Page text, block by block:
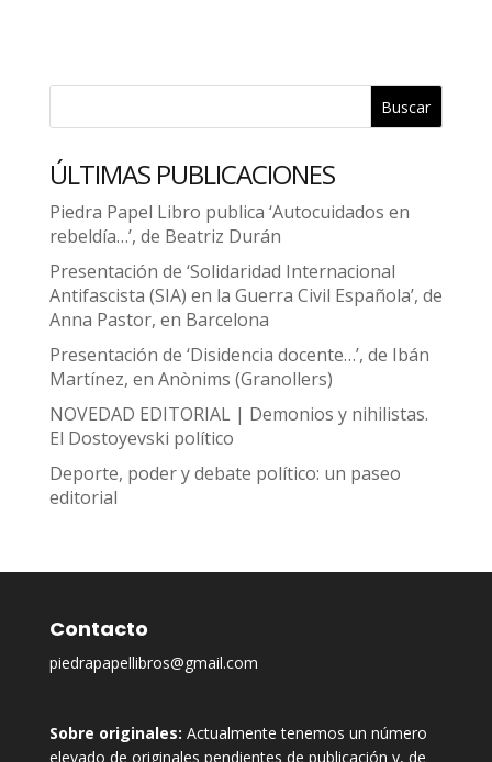
Buscar
ÚLTIMAS PUBLICACIONES
Piedra Papel Libro publica ‘Autocuidados en
rebeldía…’, de Beatriz Durán
Presentación de ‘Solidaridad Internacional
Antifascista (SIA) en la Guerra Civil Española’, de
Anna Pastor, en Barcelona
Presentación de ‘Disidencia docente…’, de Ibán
Martínez, en Anònims (Granollers)
NOVEDAD EDITORIAL | Demonios y nihilistas.
El Dostoyevski político
Deporte, poder y debate político: un paseo
editorial
Contacto
piedrapapellibros@gmail.com
Sobre originales: Actualmente tenemos un número
elevado de originales pendientes de publicación y, de